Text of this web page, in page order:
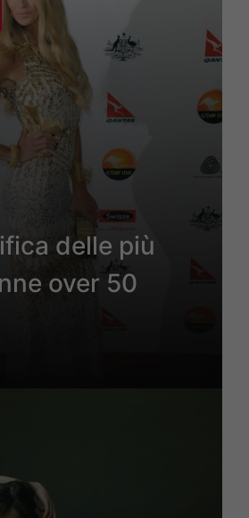
delle più
over 50